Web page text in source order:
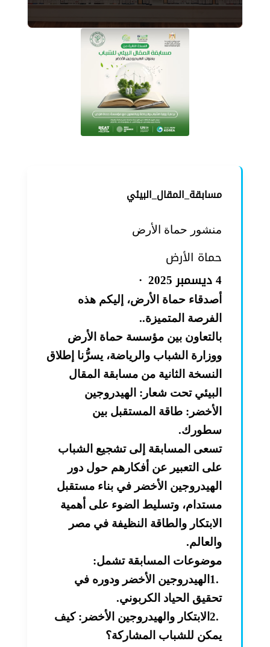
مسابقة_المقال_البيئي
منشور ‏حماة الأرض‏
حماة الأرض
4 ديسمبر 2025
·
أصدقاء حماة الأرض، إليكم هذه
الفرصة المتميزة..
بالتعاون بين مؤسسة حماة الأرض
ووزارة الشباب والرياضة، يسرُّنا إطلاق
النسخة الثانية من مسابقة المقال
البيئي تحت شعار: الهيدروجين
الأخضر: طاقة المستقبل بين
سطورك.
تسعى المسابقة إلى تشجيع الشباب
على التعبير عن أفكارهم حول دور
الهيدروجين الأخضر في بناء مستقبل
مستدام، وتسليط الضوء على أهمية
الابتكار والطاقة النظيفة في مصر
والعالم.
موضوعات المسابقة تشمل:
1. الهيدروجين الأخضر ودوره في
تحقيق الحياد الكربوني.
2.الابتكار والهيدروجين الأخضر: كيف
يمكن للشباب المشاركة؟